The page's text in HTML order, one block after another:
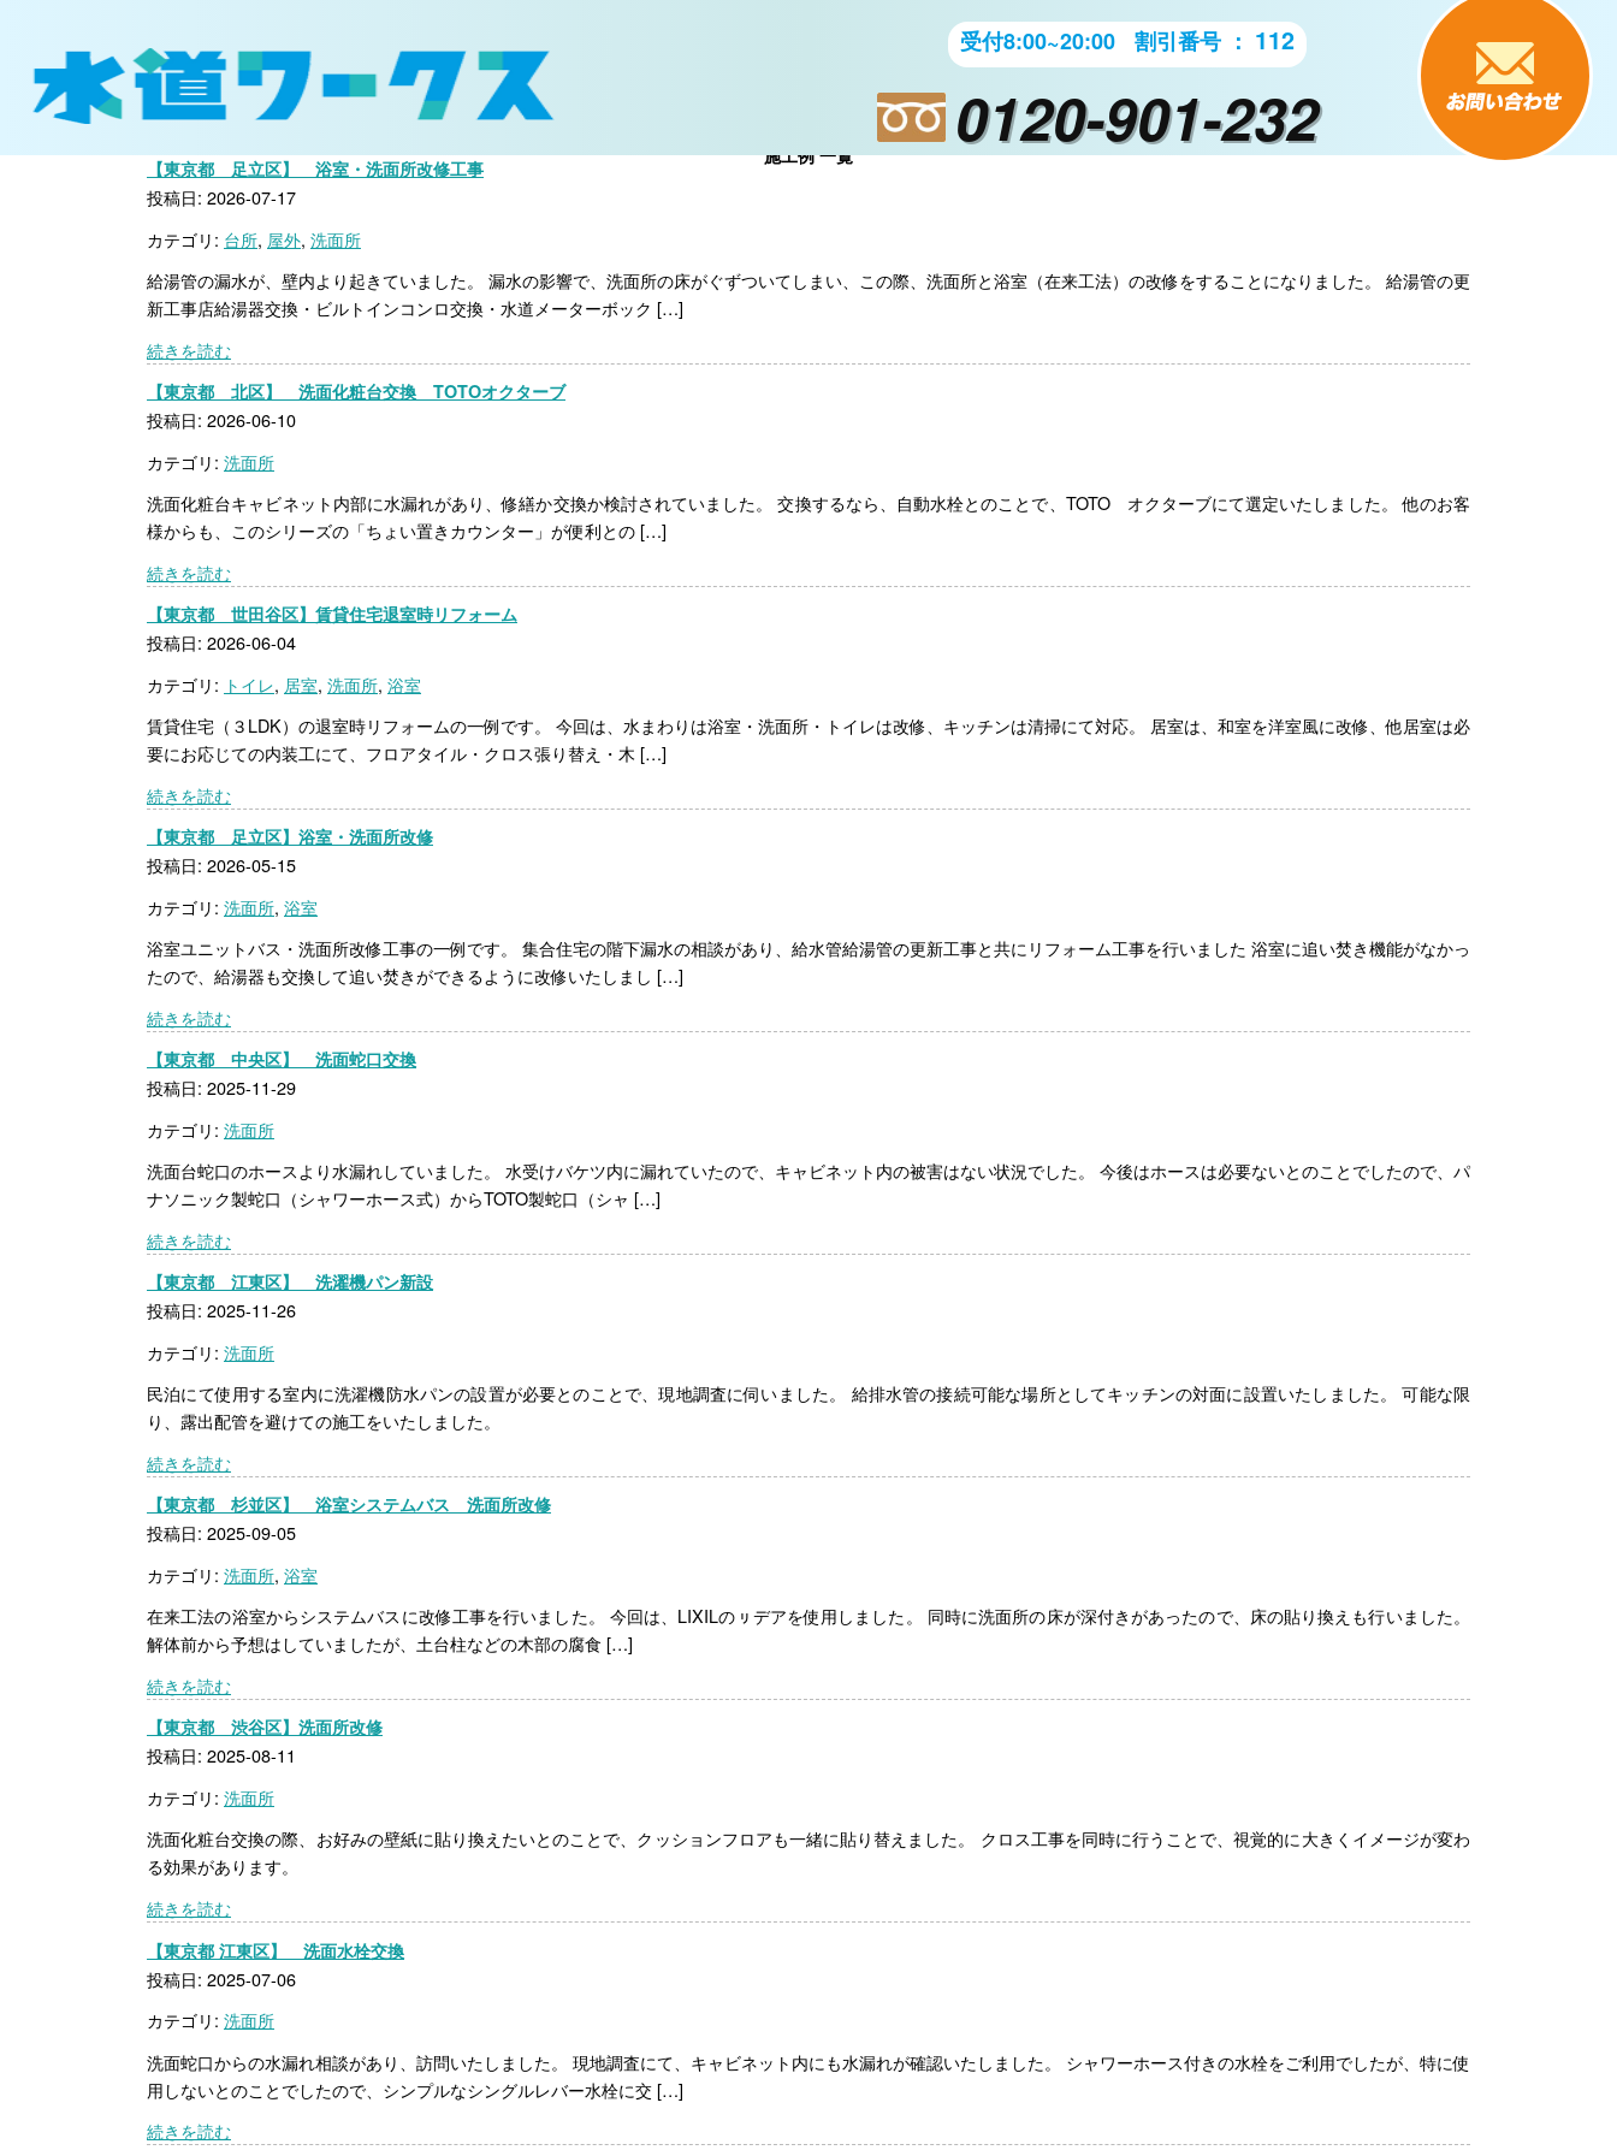
受付8:00~20:00 割引番号 ： 112
0120-901-232
施工例 一覧
【東京都 足立区】 浴室・洗面所改修工事
投稿日: 2026-07-17
カテゴリ: 台所, 屋外, 洗面所
給湯管の漏水が、壁内より起きていました。 漏水の影響で、洗面所の床がぐずついてしまい、この際、洗面所と浴室（在来工法）の改修をすることになりました。 給湯管の更
新工事店給湯器交換・ビルトインコンロ交換・水道メーターボック […]
続きを読む
【東京都 北区】 洗面化粧台交換 TOTOオクターブ
投稿日: 2026-06-10
カテゴリ: 洗面所
洗面化粧台キャビネット内部に水漏れがあり、修繕か交換か検討されていました。 交換するなら、自動水栓とのことで、TOTO オクターブにて選定いたしました。 他のお客
様からも、このシリーズの「ちょい置きカウンター」が便利との […]
続きを読む
【東京都 世田谷区】賃貸住宅退室時リフォーム
投稿日: 2026-06-04
カテゴリ: トイレ, 居室, 洗面所, 浴室
賃貸住宅（３LDK）の退室時リフォームの一例です。 今回は、水まわりは浴室・洗面所・トイレは改修、キッチンは清掃にて対応。 居室は、和室を洋室風に改修、他居室は必
要にお応じての内装工にて、フロアタイル・クロス張り替え・木 […]
続きを読む
【東京都 足立区】浴室・洗面所改修
投稿日: 2026-05-15
カテゴリ: 洗面所, 浴室
浴室ユニットバス・洗面所改修工事の一例です。 集合住宅の階下漏水の相談があり、給水管給湯管の更新工事と共にリフォーム工事を行いました 浴室に追い焚き機能がなかっ
たので、給湯器も交換して追い焚きができるように改修いたしまし […]
続きを読む
【東京都 中央区】 洗面蛇口交換
投稿日: 2025-11-29
カテゴリ: 洗面所
洗面台蛇口のホースより水漏れしていました。 水受けバケツ内に漏れていたので、キャビネット内の被害はない状況でした。 今後はホースは必要ないとのことでしたので、パ
ナソニック製蛇口（シャワーホース式）からTOTO製蛇口（シャ […]
続きを読む
【東京都 江東区】 洗濯機パン新設
投稿日: 2025-11-26
カテゴリ: 洗面所
民泊にて使用する室内に洗濯機防水パンの設置が必要とのことで、現地調査に伺いました。 給排水管の接続可能な場所としてキッチンの対面に設置いたしました。 可能な限
り、露出配管を避けての施工をいたしました。
続きを読む
【東京都 杉並区】 浴室システムバス 洗面所改修
投稿日: 2025-09-05
カテゴリ: 洗面所, 浴室
在来工法の浴室からシステムバスに改修工事を行いました。 今回は、LIXILのㇼデアを使用しました。 同時に洗面所の床が深付きがあったので、床の貼り換えも行いました。
解体前から予想はしていましたが、土台柱などの木部の腐食 […]
続きを読む
【東京都 渋谷区】洗面所改修
投稿日: 2025-08-11
カテゴリ: 洗面所
洗面化粧台交換の際、お好みの壁紙に貼り換えたいとのことで、クッションフロアも一緒に貼り替えました。 クロス工事を同時に行うことで、視覚的に大きくイメージが変わ
る効果があります。
続きを読む
【東京都 江東区】 洗面水栓交換
投稿日: 2025-07-06
カテゴリ: 洗面所
洗面蛇口からの水漏れ相談があり、訪問いたしました。 現地調査にて、キャビネット内にも水漏れが確認いたしました。 シャワーホース付きの水栓をご利用でしたが、特に使
用しないとのことでしたので、シンプルなシングルレバー水栓に交 […]
続きを読む